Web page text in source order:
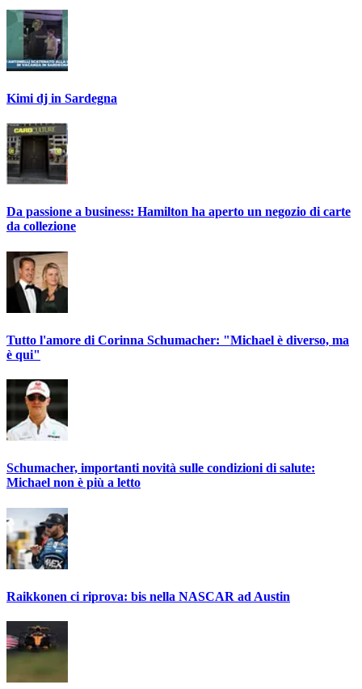
Kimi dj in Sardegna
Da passione a business: Hamilton ha aperto un negozio di carte
da collezione
Tutto l'amore di Corinna Schumacher: "Michael è diverso, ma
è qui"
Schumacher, importanti novità sulle condizioni di salute:
Michael non è più a letto
Raikkonen ci riprova: bis nella NASCAR ad Austin